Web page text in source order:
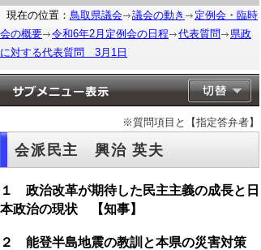
現在の位置： 鳥取県議会 議会の動き
定例会・臨時
会の概要
令和6年2月定例会の日程 代表質問
県政
に対する代表質問 3月1日
※質問項目と【指定答弁者】
会派民主 興治 英夫
１ 政治改革が期待した民主主義の成長と日
本政治の現状 【知事】
２ 能登半島地震の教訓と本県の災害対策